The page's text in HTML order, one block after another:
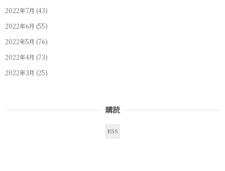
2022年7月 (43)
2022年6月 (55)
2022年5月 (76)
2022年4月 (73)
2022年3月 (25)
購読
RSS